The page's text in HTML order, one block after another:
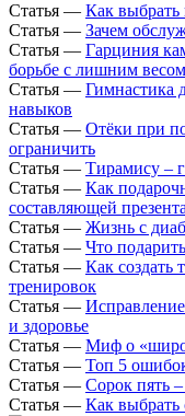
Статья — Как
Статья — Зачем
Статья — Гарциния
борьбе с лишним весом
Статья — Гимнастика
навыков
Статья — Отёки при
ограничить
Статья — Тирамису –
Статья — Как
составляющей презента
Статья — Жизнь с
Статья — Что
Статья — Как создать
тренировок
Статья —
и здоровье
Статья — Миф о
Статья — Топ 5
Статья — Сорок пять –
Статья — Как выбрать